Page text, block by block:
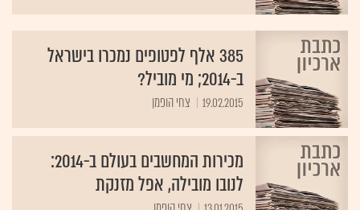
385 אלף לפטופים נמכרו בישראל
ב-2014; מי מוביל?
19.02.2015 צחי הופמן
מכירות המחשבים בעולם ב-2014:
לנובו מובילה, אפל מזנקת
13.01.2015 צחי הופמן